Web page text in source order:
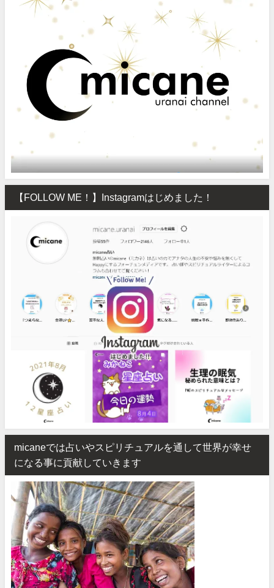
【FOLLOW ME！】Instagramはじめました！
micaneでは占いやスピリチュアルを通して世界が幸せ
になる事に貢献していきます